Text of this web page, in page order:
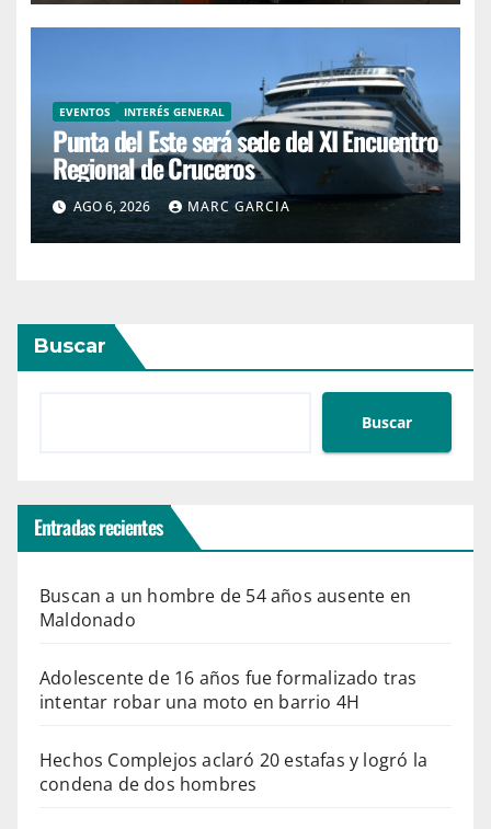
EVENTOS INTERÉS GENERAL
Punta del Este será sede del XI Encuentro
Regional de Cruceros
AGO 6, 2026 MARC GARCIA
Buscar
Buscar
Entradas recientes
Buscan a un hombre de 54 años ausente en
Maldonado
Adolescente de 16 años fue formalizado tras
intentar robar una moto en barrio 4H
Hechos Complejos aclaró 20 estafas y logró la
condena de dos hombres